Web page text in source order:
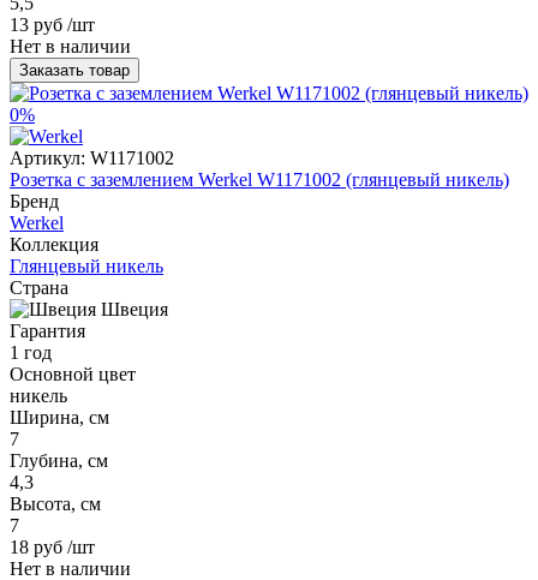
13 руб /шт
Нет в наличии
Заказать товар
0%
Артикул: W1171002
Розетка с заземлением Werkel W1171002 (глянцевый никель)
Бренд
Werkel
Коллекция
Глянцевый никель
Страна
Швеция
Гарантия
1 год
Основной цвет
никель
Ширина, см
7
Глубина, см
4,3
Высота, см
7
18 руб /шт
Нет в наличии